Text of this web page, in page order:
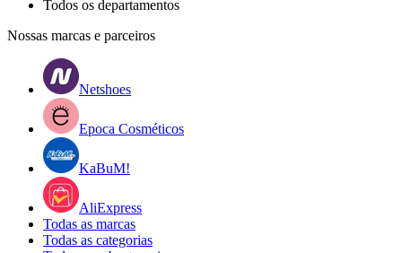
Todos os departamentos
Nossas marcas e parceiros
Netshoes
Epoca Cosméticos
KaBuM!
AliExpress
Todas as marcas
Todas as categorias